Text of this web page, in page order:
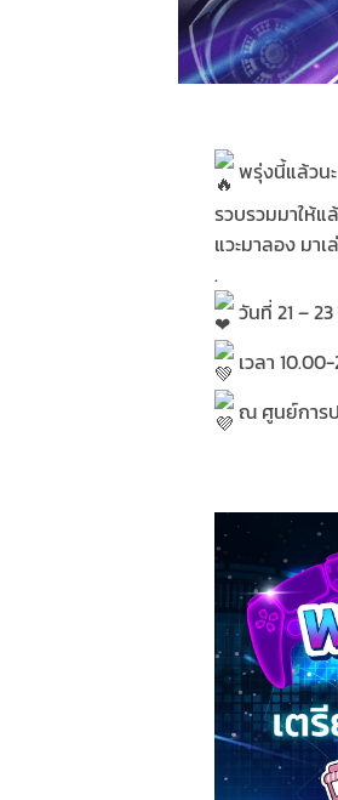
พรุ่งนี้แล้วน
รวบรวมมาให้แ
แวะมาลอง มา
.
วันที่ 21 –
เวลา
ณ ศูนย์การ